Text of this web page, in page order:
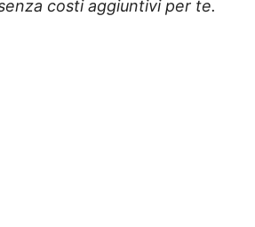
costi aggiuntivi per te.